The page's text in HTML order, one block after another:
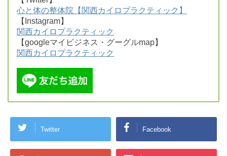
心と体の整体院【関西カイロプラクティック】
【Instagram】
関西カイロプラクティック
【googleマイビジネス・グーグルmap】
関西カイロプラクティック
Twitter Facebook